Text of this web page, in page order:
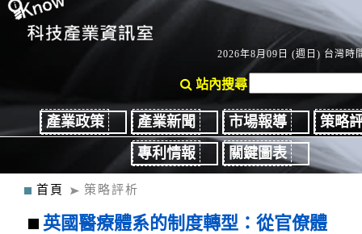
2026年8月09日 (週日) 台灣時
站內搜尋
產業政策 產業新聞 市場報導
策略
專利情報
關鍵圖表
首頁 策略評析
英國醫療體系的制度轉型：從官僚體